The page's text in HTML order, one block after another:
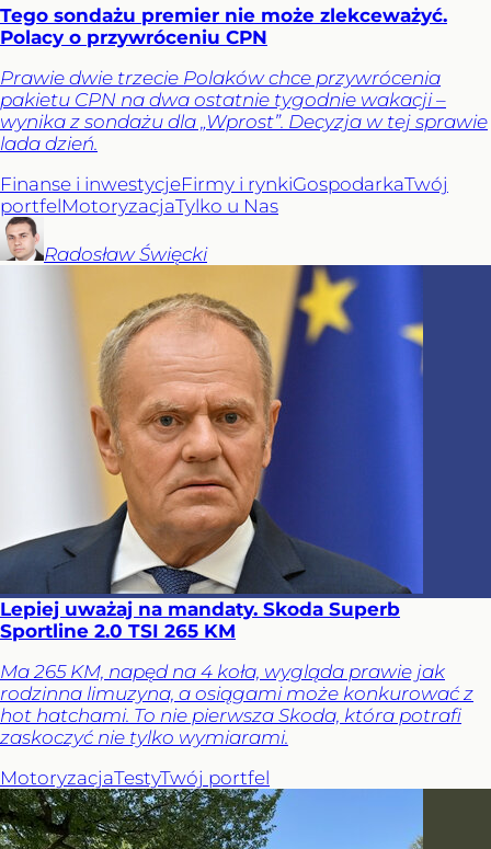
Tego sondażu premier nie może zlekceważyć.
Polacy o przywróceniu CPN
Prawie dwie trzecie Polaków chce przywrócenia
pakietu CPN na dwa ostatnie tygodnie wakacji –
wynika z sondażu dla „Wprost”. Decyzja w tej sprawie
lada dzień.
Finanse i inwestycjeFirmy i rynkiGospodarkaTwój
portfelMotoryzacjaTylko u Nas
Radosław Święcki
Lepiej uważaj na mandaty. Skoda Superb
Sportline 2.0 TSI 265 KM
Ma 265 KM, napęd na 4 koła, wygląda prawie jak
rodzinna limuzyna, a osiągami może konkurować z
hot hatchami. To nie pierwsza Skoda, która potrafi
zaskoczyć nie tylko wymiarami.
MotoryzacjaTestyTwój portfel